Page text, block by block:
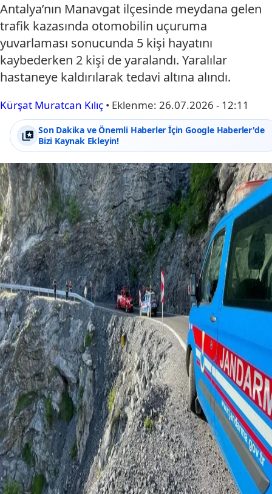
Antalya’nın Manavgat ilçesinde meydana gelen
trafik kazasında otomobilin uçuruma
yuvarlaması sonucunda 5 kişi hayatını
kaybederken 2 kişi de yaralandı. Yaralılar
hastaneye kaldırılarak tedavi altına alındı.
Kürşat Muratcan Kılıç • Eklenme: 26.07.2026 - 12:11
Son Dakika ve Önemli Haberler İçin Google Haberler'de
Bizi Kaynak Ekleyin!